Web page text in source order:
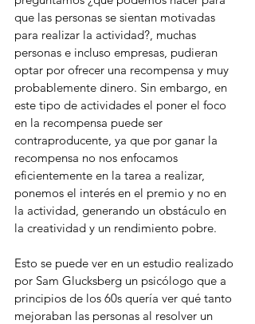
que las personas se sientan motivadas
para realizar la actividad?, muchas
personas e incluso empresas, pudieran
optar por ofrecer una recompensa y muy
probablemente dinero. Sin embargo, en
este tipo de actividades el poner el foco
en la recompensa puede ser
contraproducente, ya que por ganar la
recompensa no nos enfocamos
eficientemente en la tarea a realizar,
ponemos el interés en el premio y no en
la actividad, generando un obstáculo en
la creatividad y un rendimiento pobre.
Esto se puede ver en un estudio realizado
por Sam Glucksberg un psicólogo que a
principios de los 60s quería ver qué tanto
mejoraban las personas al resolver un